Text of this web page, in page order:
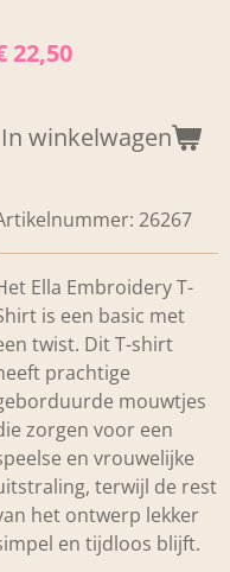
22,50
In winkelwagen
26267
Ella Embroidery T-
is een basic met
twist. Dit T-shirt
prachtige
mouwtjes
zorgen voor een
en vrouwelijke
terwijl de rest
het ontwerp lekker
en tijdloos blijft.